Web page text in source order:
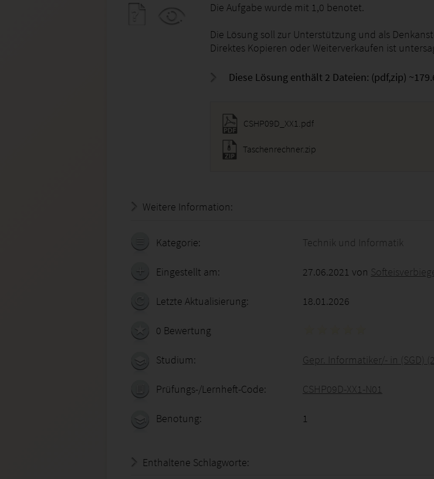
Die Aufgabe wurde mit 1,0 benotet.
Die Lösung soll zur Unterstützung und als
Direktes Kopieren oder Weiterverkaufen ist
Diese Lösung enthält 2 Dateien: (pdf,zip)
CSHP09D_XX1.pdf
Taschenrechner.zip
Weitere Information:
Kategorie: Technik und Informatik
Eingestellt am: 27.06.2021 von
Letzte Aktualisierung: 18.01.2026
0 Bewertung
Studium: Gepr. Informatiker/- in (SGD)
Prüfungs-/Lernheft-Code: CSHP09D-XX1-N01
Benotung: 1
Enthaltene Schlagworte: